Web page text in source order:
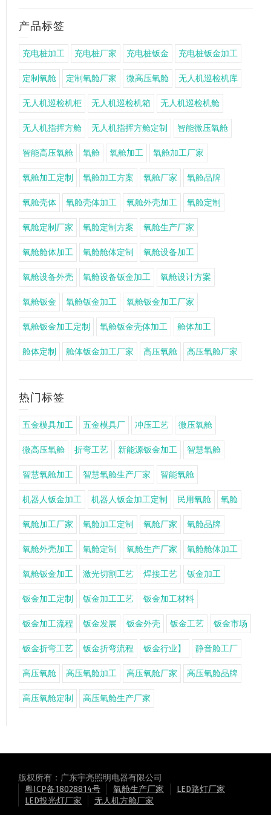
产品标签
充电桩加工 充电桩厂家 充电桩钣金 充电桩钣金加工
定制氧舱 定制氧舱厂家 微高压氧舱 无人机巡检机库
无人机巡检机柜 无人机巡检机箱 无人机巡检机舱
无人机指挥方舱 无人机指挥方舱定制 智能微压氧舱
智能高压氧舱 氧舱 氧舱加工 氧舱加工厂家
氧舱加工定制 氧舱加工方案 氧舱厂家 氧舱品牌
氧舱壳体 氧舱壳体加工 氧舱外壳加工 氧舱定制
氧舱定制厂家 氧舱定制方案 氧舱生产厂家
氧舱舱体加工 氧舱舱体定制 氧舱设备加工
氧舱设备外壳 氧舱设备钣金加工 氧舱设计方案
氧舱钣金 氧舱钣金加工 氧舱钣金加工厂家
氧舱钣金加工定制 氧舱钣金壳体加工 舱体加工
舱体定制 舱体钣金加工厂家 高压氧舱 高压氧舱厂家
热门标签
五金模具加工 五金模具厂 冲压工艺 微压氧舱
微高压氧舱 折弯工艺 新能源钣金加工 智慧氧舱
智慧氧舱加工 智慧氧舱生产厂家 智能氧舱
机器人钣金加工 机器人钣金加工定制 民用氧舱 氧舱
氧舱加工厂家 氧舱加工定制 氧舱厂家 氧舱品牌
氧舱外壳加工 氧舱定制 氧舱生产厂家 氧舱舱体加工
氧舱钣金加工 激光切割工艺 焊接工艺 钣金加工
钣金加工定制 钣金加工工艺 钣金加工材料
钣金加工流程 钣金发展 钣金外壳 钣金工艺 钣金市场
钣金折弯工艺 钣金折弯流程 钣金行业】 静音舱工厂
高压氧舱 高压氧舱加工 高压氧舱厂家 高压氧舱品牌
高压氧舱定制 高压氧舱生产厂家
版权所有：广东宇亮照明电器有限公司
粤ICP备18028814号
氧舱生产厂家
LED路灯厂家
LED投光灯厂家
无人机方舱厂家